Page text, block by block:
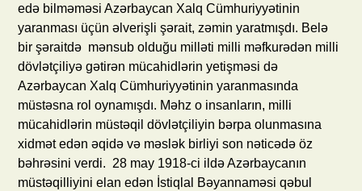
edə bilməməsi Azərbaycan Xalq Cümhuriyyətinin
yaranması üçün əlverişli şərait, zəmin yaratmışdı. Belə
bir şəraitdə mənsub olduğu milləti milli məfkurədən milli
dövlətçiliyə gətirən mücahidlərin yetişməsi də
Azərbaycan Xalq Cümhuriyyətinin yaranmasında
müstəsna rol oynamışdı. Məhz o insanların, milli
mücahidlərin müstəqil dövlətçiliyin bərpa olunmasına
xidmət edən əqidə və məslək birliyi son nəticədə öz
bəhrəsini verdi. 28 may 1918-ci ildə Azərbaycanın
müstəqilliyini elan edən İstiqlal Bəyannaməsi qəbul